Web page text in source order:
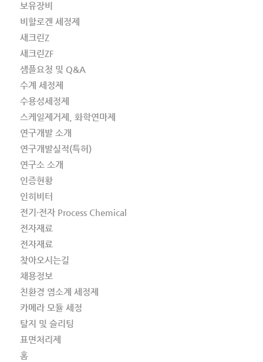
보유장비
비할로겐 세정제
새크린Z
새크린ZF
샘플요청 및 Q&A
수계 세정제
수용성세정제
스케일제거제, 화학연마제
연구개발 소개
연구개발실적(특허)
연구소 소개
인증현황
인히비터
전기·전자 Process Chemical
전자재료
전자재료
찾아오시는길
채용정보
친환경 염소계 세정제
카메라 모듈 세정
탈지 및 슬리팅
표면처리제
홈